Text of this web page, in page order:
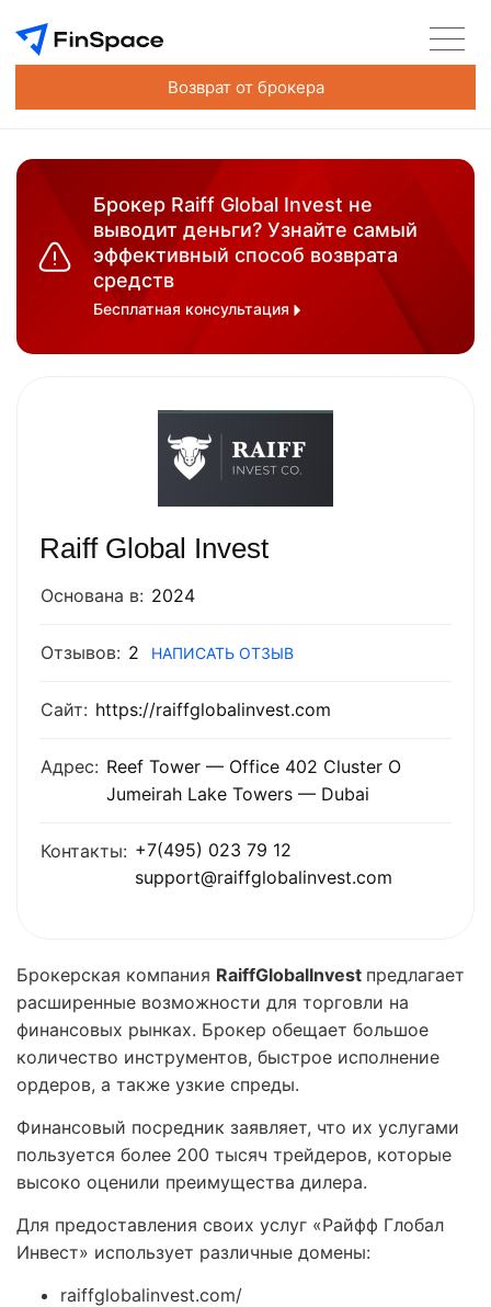
Возврат от брокера
Брокер Raiff Global Invest не
выводит деньги? Узнайте самый
эффективный способ возврата
средств
Бесплатная консультация
Raiff Global Invest
Основана в: 2024
Отзывов: 2 НАПИСАТЬ ОТЗЫВ
Сайт: https://raiffglobalinvest.com
Адрес: Reef Tower — Office 402 Cluster O
Jumeirah Lake Towers — Dubai
Контакты: +7(495) 023 79 12
support@raiffglobalinvest.com
Брокерская компания RaiffGlobalInvest предлагает
расширенные возможности для торговли на
финансовых рынках. Брокер обещает большое
количество инструментов, быстрое исполнение
ордеров, а также узкие спреды.
Финансовый посредник заявляет, что их услугами
пользуется более 200 тысяч трейдеров, которые
высоко оценили преимущества дилера.
Для предоставления своих услуг «Райфф Глобал
Инвест» использует различные домены:
raiffglobalinvest.com/